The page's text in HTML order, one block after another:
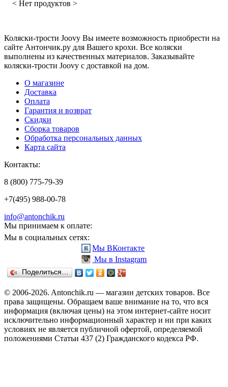
< Нет продуктов >
Коляски-трости Joovy Вы имеете возможность приобрести на
сайте Антончик.ру для Вашего крохи. Все коляски
выполнены из качественных материалов. Заказывайте
коляски-трости Joovy с доставкой на дом.
О магазине
Доставка
Оплата
Гарантия и возврат
Скидки
Сборка товаров
Обработка персональных данных
Карта сайта
Контакты:
8 (800) 775-79-39
+7(495) 988-00-78
info@antonchik.ru
Мы принимаем к оплате:
Мы в социальных сетях:
Мы ВКонтакте
Мы в Instagram
Поделиться…
© 2006-2026. Antonchik.ru — магазин детских товаров. Все
права защищены. Обращаем ваше внимание на то, что вся
информация (включая цены) на этом интернет-сайте носит
исключительно информационный характер и ни при каких
условиях не является публичной офертой, определяемой
положениями Статьи 437 (2) Гражданского кодекса РФ.